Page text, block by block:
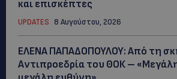
και επισκέπτες
UPDATES 8 Αυγούστου, 2026
ΕΛΕΝΑ ΠΑΠΑΔΟΠΟΥΛΟΥ: Από τη
Αντιπροεδρία του ΘΟΚ –